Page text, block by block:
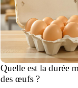
Quelle est la durée
des œufs ?